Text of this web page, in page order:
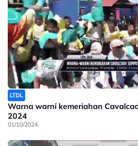
LTDL
Warna warni kemeriahan
2024
01/10/2024